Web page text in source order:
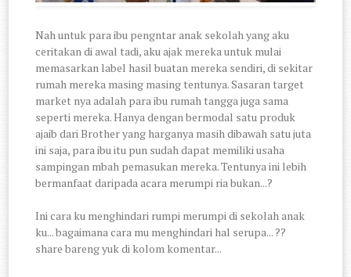
Nah untuk para ibu pengntar anak sekolah yang aku
ceritakan di awal tadi, aku ajak mereka untuk mulai
memasarkan label hasil buatan mereka sendiri, di sekitar
rumah mereka masing masing tentunya. Sasaran target
market nya adalah para ibu rumah tangga juga sama
seperti mereka. Hanya dengan bermodal satu produk
ajaib dari Brother yang harganya masih dibawah satu juta
ini saja, para ibu itu pun sudah dapat memiliki usaha
sampingan mbah pemasukan mereka. Tentunya ini lebih
bermanfaat daripada acara merumpi ria bukan...?
Ini cara ku menghindari rumpi merumpi di sekolah anak
ku... bagaimana cara mu menghindari hal serupa... ??
share bareng yuk di kolom komentar...